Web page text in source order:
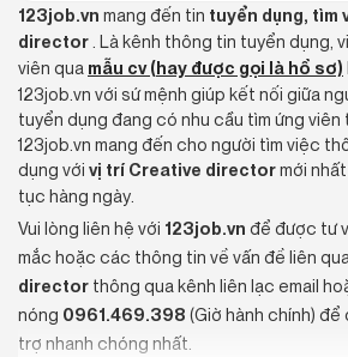
graphic designer
web designer
ui designer
senior graphic designer
lead product designer
creative artworker
ux manager
senior ux designer
head of design
content designer
digital designer
123job.vnmang đến tin tuyển dụng, tìm
director. Là kênh thông tin tuyển dụng,
viên quamẫu cv (hay được gọi là hồ sơ)
123job.vn với sứ mệnh giúp kết nối giữa
tuyển dụng đang có nhu cầu tìm ứng viên
123job.vn mang đến cho người tìm việc
dụng vớivị trí Creative directormới
tục hàng ngày.
Vui lòng liên hệ với 123job.vn để được tư
mắc hoặc các thông tin về vấn đề liên
directorthông qua kênh liên lạc email
nóng 0961.469.398(Giờ hành chính)
trợ nhanh chóng nhất.